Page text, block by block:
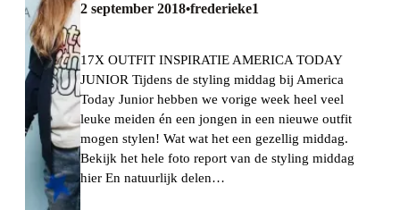
2 september 2018•frederieke1
17X OUTFIT INSPIRATIE AMERICA TODAY
JUNIOR Tijdens de styling middag bij America
Today Junior hebben we vorige week heel veel
leuke meiden én een jongen in een nieuwe outfit
mogen stylen! Wat wat het een gezellig middag.
Bekijk het hele foto report van de styling middag
hier En natuurlijk delen…